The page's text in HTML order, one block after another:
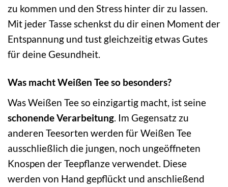
zu kommen und den Stress hinter dir zu lassen.
Mit jeder Tasse schenkst du dir einen Moment der
Entspannung und tust gleichzeitig etwas Gutes
für deine Gesundheit.
Was macht Weißen Tee so besonders?
Was Weißen Tee so einzigartig macht, ist seine
schonende Verarbeitung. Im Gegensatz zu
anderen Teesorten werden für Weißen Tee
ausschließlich die jungen, noch ungeöffneten
Knospen der Teepflanze verwendet. Diese
werden von Hand gepflückt und anschließend